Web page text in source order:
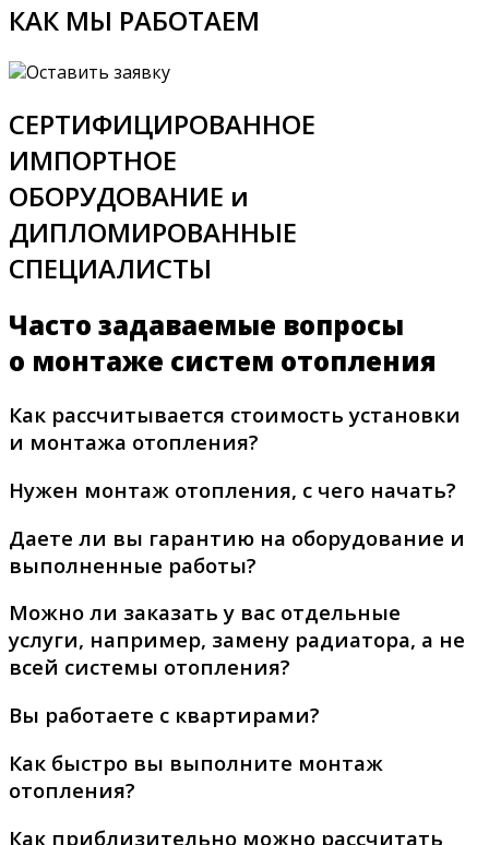
КАК МЫ РАБОТАЕМ
Оставить заявку
СЕРТИФИЦИРОВАННОЕ
ИМПОРТНОЕ
ОБОРУДОВАНИЕ и
ДИПЛОМИРОВАННЫЕ
СПЕЦИАЛИСТЫ
Часто задаваемые вопросы
о монтаже систем отопления
Как рассчитывается стоимость установки
и монтажа отопления?
Нужен монтаж отопления, с чего начать?
Даете ли вы гарантию на оборудование и
выполненные работы?
Можно ли заказать у вас отдельные
услуги, например, замену радиатора, а не
всей системы отопления?
Вы работаете с квартирами?
Как быстро вы выполните монтаж
отопления?
Как приблизительно можно рассчитать